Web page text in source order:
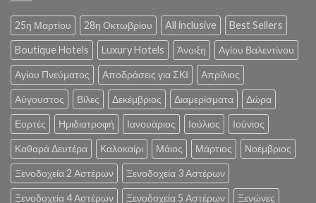
25η Μαρτίου 28η Οκτωβρίου All inclusive Best Sellers
Boutique Hotels Luxury Hotels Άνοιξη Αγίου Βαλεντίνου
Αγίου Πνεύματος Αποδράσεις για ΣΚΙ Απρίλιος
Αύγουστος Βίλες Δεκέμβριος Διαμερίσματα Δώρα
Εορτές Ημιδιατροφή Ιανουάριος Ιούλιος Ιούνιος
Καθαρά Δευτέρα Καλοκαίρι Μάιος Μάρτιος Νοέμβριος
Ξενοδοχεία 2 Αστέρων Ξενοδοχεία 3 Αστέρων
Ξενοδοχεία 4 Αστέρων Ξενοδοχεία 5 Αστέρων Ξενώνες